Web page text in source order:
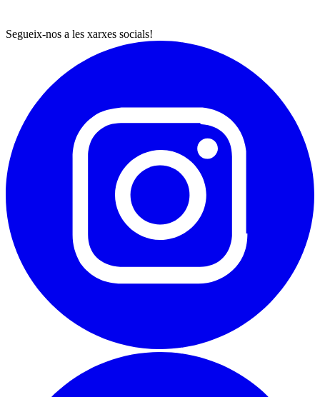
Segueix-nos a les xarxes socials!